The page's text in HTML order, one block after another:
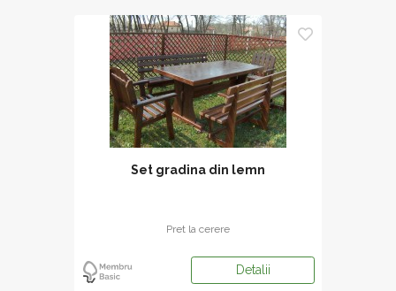
Set gradina din lemn
Pret la cerere
Detalii